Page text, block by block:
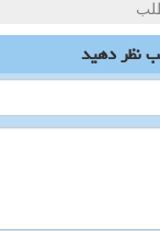
نظر دهید